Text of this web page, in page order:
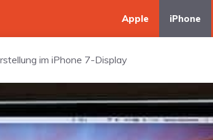
Apple iPhone
im iPhone 7-Display